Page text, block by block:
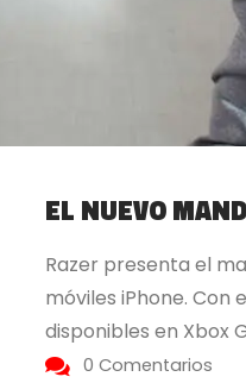
EL NUEVO
Razer presenta el
móviles iPhone.
disponibles en Xbox
0 Comentarios